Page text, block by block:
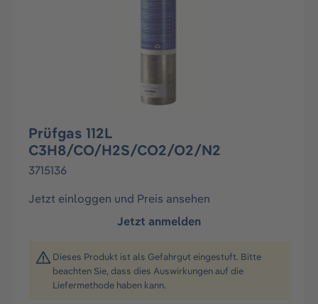
Prüfgas 112L
C3H8/CO/H2S/CO2/O2/N2
3715136
Jetzt einloggen und Preis ansehen
Jetzt anmelden
Dieses Produkt ist als Gefahrgut eingestuft. Bitte
beachten Sie, dass dies Auswirkungen auf die
Liefermethode haben kann.